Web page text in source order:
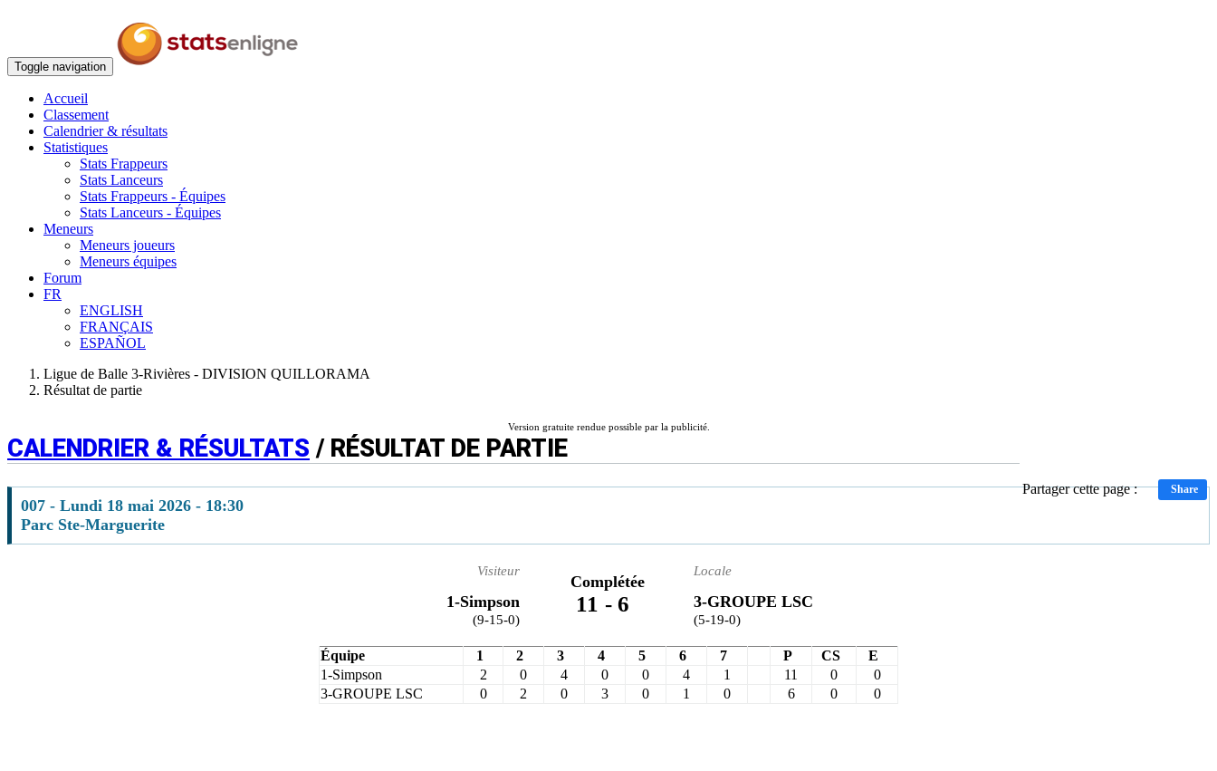
Toggle navigation
Accueil
Classement
Calendrier & résultats
Statistiques
Stats Frappeurs
Stats Lanceurs
Stats Frappeurs - Équipes
Stats Lanceurs - Équipes
Meneurs
Meneurs joueurs
Meneurs équipes
Forum
FR
ENGLISH
FRANÇAIS
ESPAÑOL
Ligue de Balle 3-Rivières - DIVISION QUILLORAMA
Résultat de partie
Version gratuite rendue possible par la publicité.
CALENDRIER & RÉSULTATS / RÉSULTAT DE PARTIE
Partager cette page : Share
007 - Lundi 18 mai 2026 - 18:30
Parc Ste-Marguerite
Visiteur
1-Simpson
(9-15-0)
Complétée
11 - 6
Locale
3-GROUPE LSC
(5-19-0)
Équipe 1 2 3 4 5 6 7 P CS
E
1-Simpson
2 0 4 0 0 4 1 11 0
0
3-GROUPE LSC
0 2 0 3 0 1 0 6 0 0